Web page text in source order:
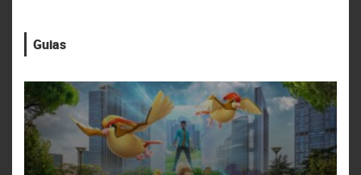
Guias